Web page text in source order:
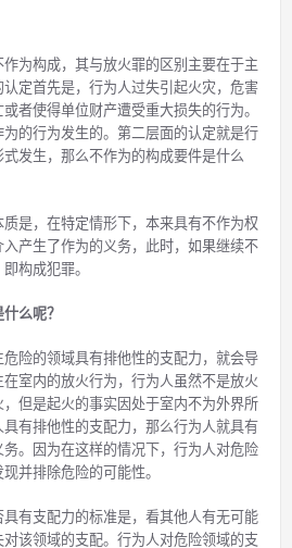
为构成，其与放火罪的区别主要在于主
定首先是，行为人过失引起火灾，危害
者使得单位财产遭受重大损失的行为。
的行为发生的。第二层面的认定就是行
发生，那么不作为的构成要件是什么
是，在特定情形下，本来具有不作为权
产生了作为的义务，此时，如果继续不
构成犯罪。
么呢？
险的领域具有排他性的支配力，就会导
室内的放火行为，行为人虽然不是放火
但是起火的事实因处于室内不为外界所
有排他性的支配力，那么行为人就具有
。因为在这样的情况下，行为人对危险
并排除危险的可能性。
有支配力的标准是，看其他人有无可能
该领域的支配。行为人对危险领域的支